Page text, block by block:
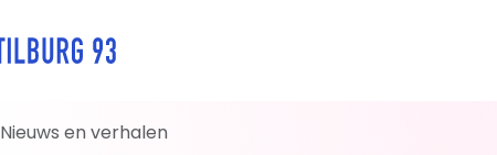
Nieuws en verhalen